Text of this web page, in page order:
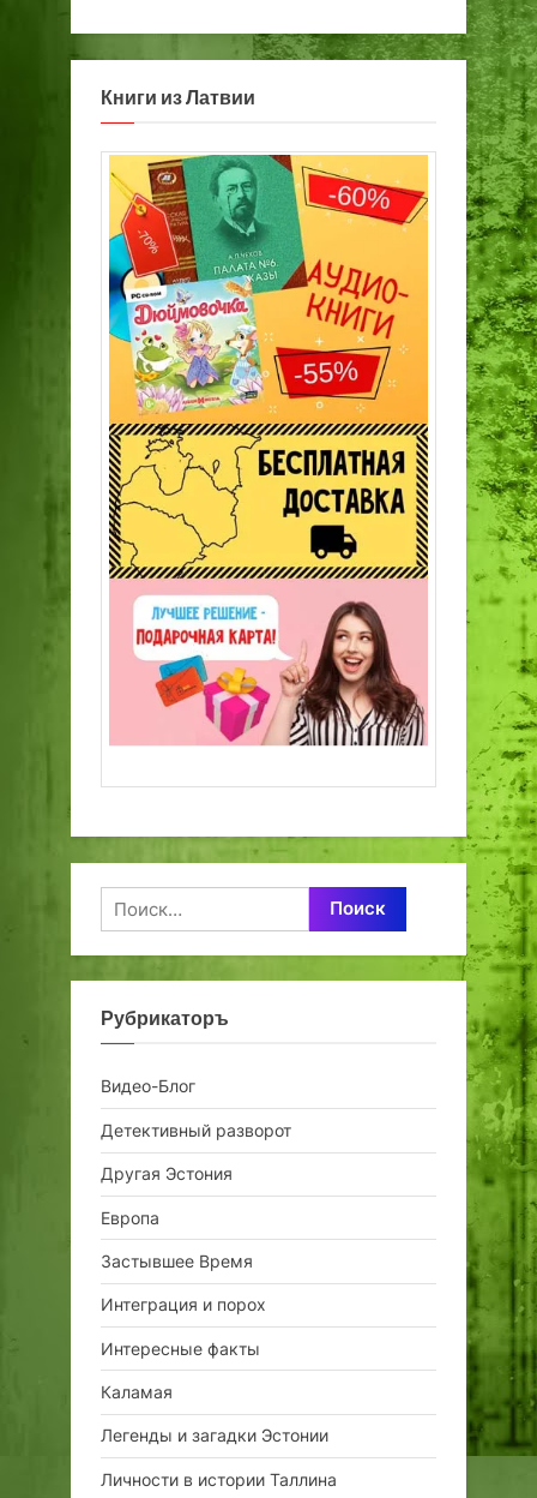
Книги из Латвии
Найти:
Рубрикаторъ
Видео-Блог
Детективный разворот
Другая Эстония
Европа
Застывшее Время
Интеграция и порох
Интересные факты
Каламая
Легенды и загадки Эстонии
Личности в истории Таллина